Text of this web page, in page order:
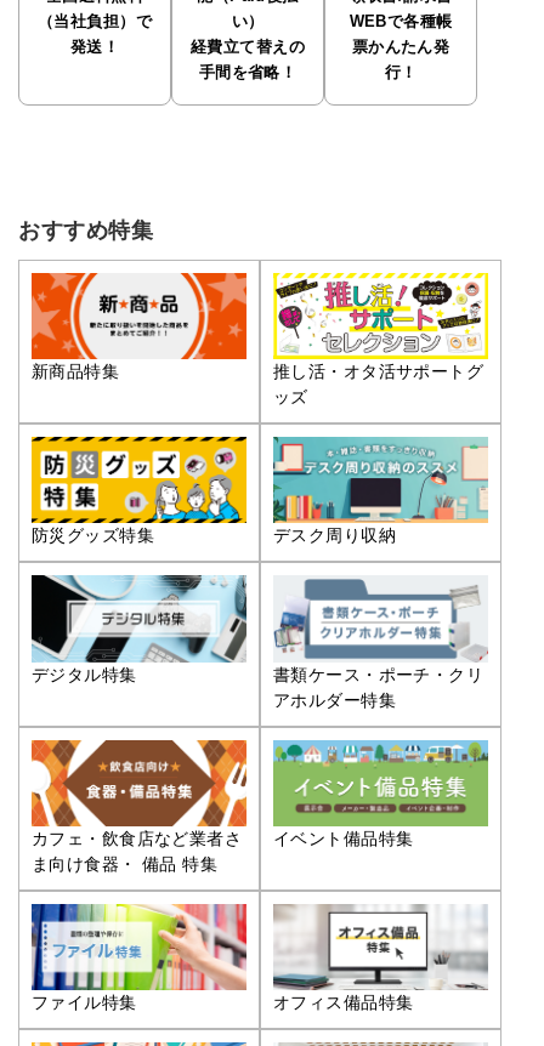
（当社負担）で
発送！
い）
経費立て替えの
手間を省略！
WEBで各種帳
票かんたん発
行！
おすすめ特集
新商品特集
推し活・オタ活サポートグ
ッズ
防災グッズ特集 デスク周り収納
デジタル特集
書類ケース・ポーチ・クリ
アホルダー特集
カフェ・飲食店など業者さ
ま向け食器・ 備品 特集
イベント備品特集
ファイル特集 オフィス備品特集